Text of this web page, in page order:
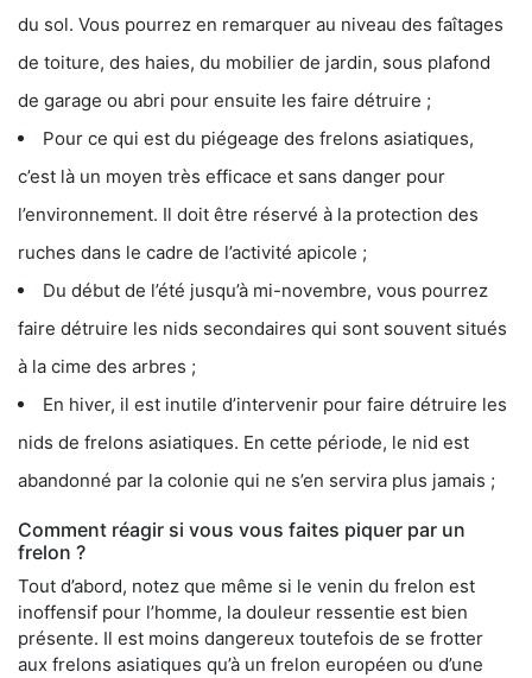
du sol. Vous pourrez en remarquer au niveau des faîtages
de toiture, des haies, du mobilier de jardin, sous plafond
de garage ou abri pour ensuite les faire détruire ;
Pour ce qui est du piégeage des frelons asiatiques,
c’est là un moyen très efficace et sans danger pour
l’environnement. Il doit être réservé à la protection des
ruches dans le cadre de l’activité apicole ;
Du début de l’été jusqu’à mi-novembre, vous pourrez
faire détruire les nids secondaires qui sont souvent situés
à la cime des arbres ;
En hiver, il est inutile d’intervenir pour faire détruire les
nids de frelons asiatiques. En cette période, le nid est
abandonné par la colonie qui ne s’en servira plus jamais ;
Comment réagir si vous vous faites piquer par un
frelon ?
Tout d’abord, notez que même si le venin du frelon est
inoffensif pour l’homme, la douleur ressentie est bien
présente. Il est moins dangereux toutefois de se frotter
aux frelons asiatiques qu’à un frelon européen ou d’une